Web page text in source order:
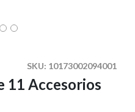
SKU: 10173002094001
11 Accesorios